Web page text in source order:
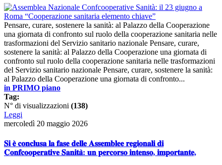
Pensare, curare, sostenere la sanità: al Palazzo della Cooperazione
una giornata di confronto sul ruolo della cooperazione sanitaria nelle
trasformazioni del Servizio sanitario nazionale Pensare, curare,
sostenere la sanità: al Palazzo della Cooperazione una giornata di
confronto sul ruolo della cooperazione sanitaria nelle trasformazioni
del Servizio sanitario nazionale Pensare, curare, sostenere la sanità:
al Palazzo della Cooperazione una giornata di confronto...
in PRIMO piano
Tag:
N° di visualizzazioni (138)
Leggi
mercoledì 20 maggio 2026
𝐒𝐢 𝐞̀ 𝐜𝐨𝐧𝐜𝐥𝐮𝐬𝐚 𝐥𝐚 𝐟𝐚𝐬𝐞 𝐝𝐞𝐥𝐥𝐞 𝐀𝐬𝐬𝐞𝐦𝐛𝐥𝐞𝐞 𝐫𝐞𝐠𝐢𝐨𝐧𝐚𝐥𝐢 𝐝𝐢
𝐂𝐨𝐧𝐟𝐜𝐨𝐨𝐩𝐞𝐫𝐚𝐭𝐢𝐯𝐞 𝐒𝐚𝐧𝐢𝐭𝐚̀: 𝐮𝐧 𝐩𝐞𝐫𝐜𝐨𝐫𝐬𝐨 𝐢𝐧𝐭𝐞𝐧𝐬𝐨, 𝐢𝐦𝐩𝐨𝐫𝐭𝐚𝐧𝐭𝐞,